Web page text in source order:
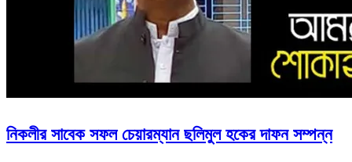
নিকলীর সাবেক সফল চেয়ারম্যান ছলিমুল হকের দাফন সম্পন্ন